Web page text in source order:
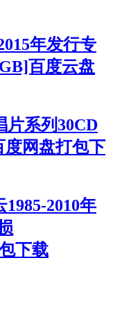
年发行专
百度云盘
系列30CD
网盘打包下
2010年
下载